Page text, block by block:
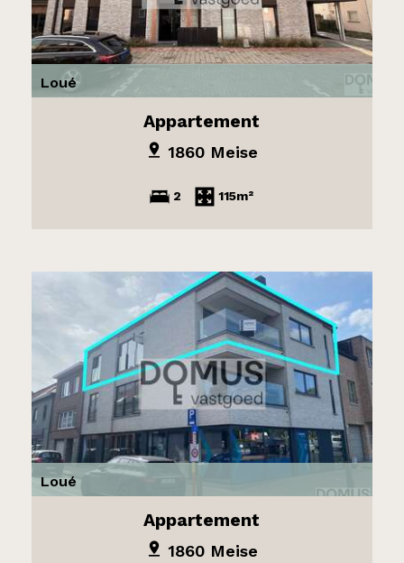
Loué
Appartement
1860 Meise
2 115m²
Loué
Appartement
1860 Meise